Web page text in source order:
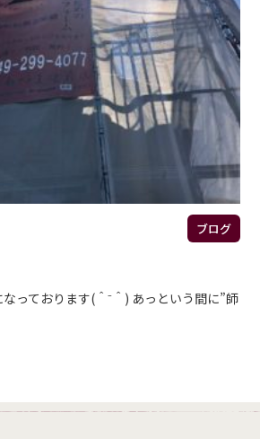
ブログ
っております(＾⁻＾) あっという間に”師